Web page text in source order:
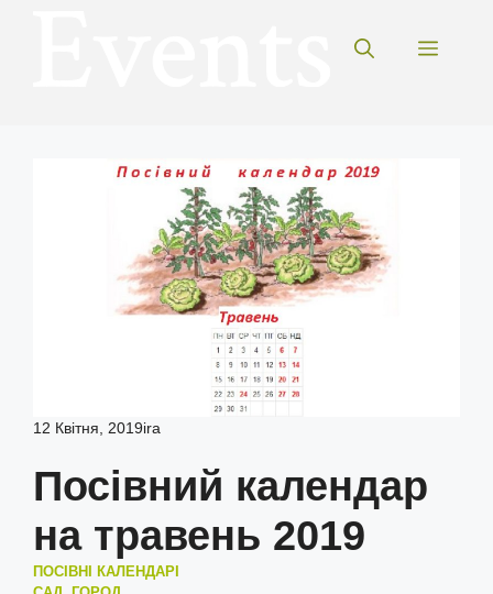
Меню
12 Квітня, 2019ira
Посівний календар
на травень 2019
ПОСІВНІ КАЛЕНДАРІ